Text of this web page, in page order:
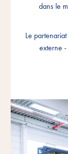
dans le
Le
externe
dans le
Le
externe
dans le
Le
externe